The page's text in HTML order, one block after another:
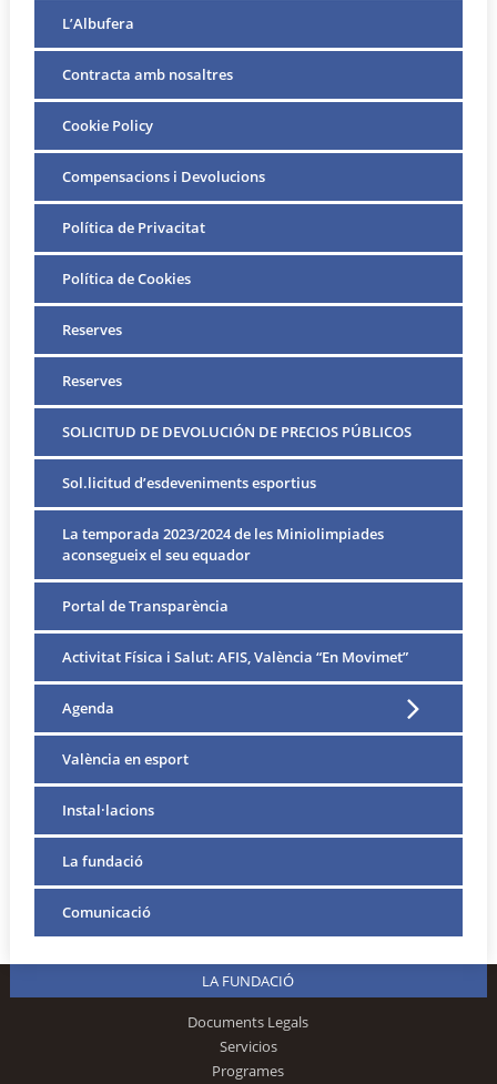
L’Albufera
Contracta amb nosaltres
Cookie Policy
Compensacions i Devolucions
Política de Privacitat
Política de Cookies
Reserves
Reserves
SOLICITUD DE DEVOLUCIÓN DE PRECIOS PÚBLICOS
Sol.licitud d’esdeveniments esportius
La temporada 2023/2024 de les Miniolimpiades
aconsegueix el seu equador
Portal de Transparència
Activitat Física i Salut: AFIS, València “En Movimet”
Agenda
València en esport
Instal·lacions
La fundació
Comunicació
LA FUNDACIÓ
Documents Legals
Servicios
Programes